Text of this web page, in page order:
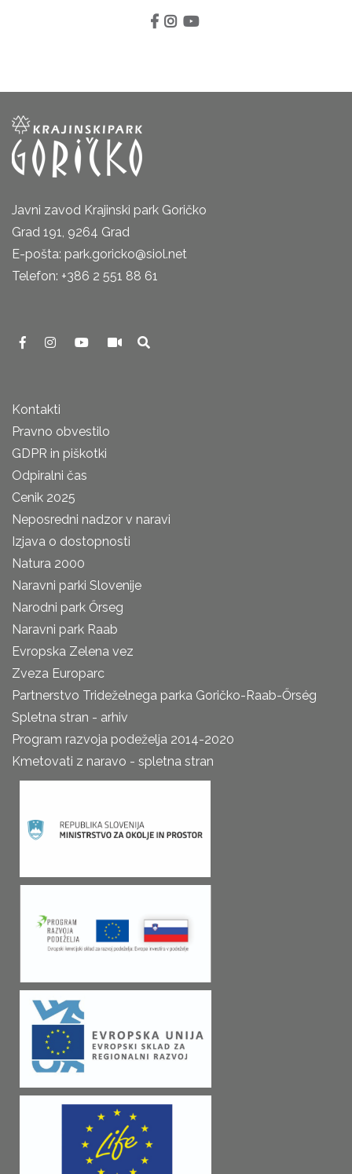
Javni zavod Krajinski park Goričko
Grad 191, 9264 Grad
E-pošta: park.goricko@siol.net
Telefon: +386 2 551 88 61
Kontakti
Pravno obvestilo
GDPR in piškotki
Odpiralni čas
Cenik 2025
Neposredni nadzor v naravi
Izjava o dostopnosti
Natura 2000
Naravni parki Slovenije
Narodni park Őrseg
Naravni park Raab
Evropska Zelena vez
Zveza Europarc
Partnerstvo Trideželnega parka Goričko-Raab-Őrség
Spletna stran - arhiv
Program razvoja podeželja 2014-2020
Kmetovati z naravo - spletna stran